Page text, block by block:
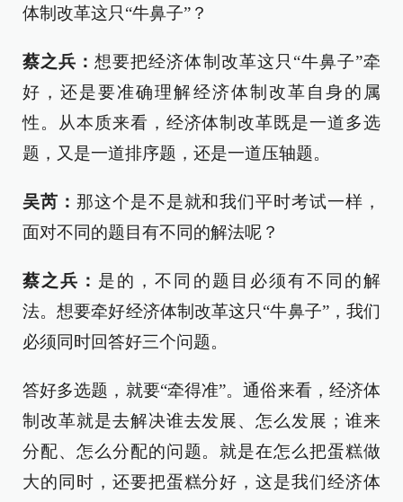
体制改革这只“牛鼻子”？
蔡之兵：想要把经济体制改革这只“牛鼻子”牵
好，还是要准确理解经济体制改革自身的属
性。从本质来看，经济体制改革既是一道多选
题，又是一道排序题，还是一道压轴题。
吴芮： 那这个是不是就和我们平时考试一样，
面对不同的题目有不同的解法呢？
蔡之兵： 是的，不同的题目必须有不同的解
法。想要牵好经济体制改革这只“牛鼻子”，我们
必须同时回答好三个问题。
答好多选题，就要“牵得准”。通俗来看，经济体
制改革就是去解决谁去发展、怎么发展；谁来
分配、怎么分配的问题。就是在怎么把蛋糕做
大的同时，还要把蛋糕分好，这是我们经济体